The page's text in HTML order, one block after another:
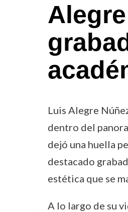
Luis Alegre
dentro del
dejó una huella
destacado
estética que se
A lo largo de su